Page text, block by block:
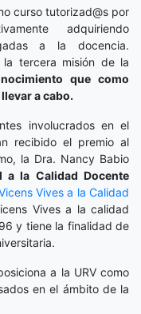
curso tutorizad@s por
adquiriendo
a la docencia.
tercera misión de la
que como
a cabo.
involucrados en el
recibido el premio al
la Dra. Nancy Babio
a la Calidad Docente
Vives a la Calidad
Vives a la calidad
y tiene la finalidad de
a la URV como
en el ámbito de la